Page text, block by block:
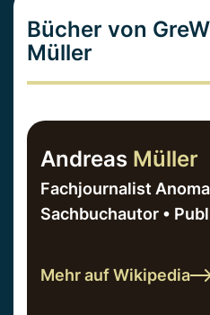
Bücher von
Müller
Andreas Müller
Fachjournalist
Sachbuchautor •
Mehr auf Wikipedia